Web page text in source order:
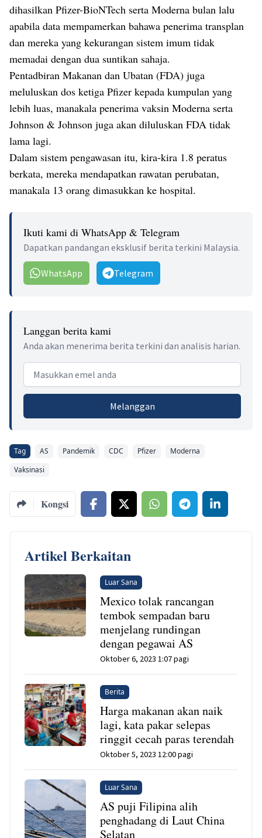
dihasilkan Pfizer-BioNTech serta Moderna bulan lalu
apabila data mempamerkan bahawa penerima transplan
dan mereka yang kekurangan sistem imum tidak
memadai dengan dua suntikan sahaja.
Pentadbiran Makanan dan Ubatan (FDA) juga
meluluskan dos ketiga Pfizer kepada kumpulan yang
lebih luas, manakala penerima vaksin Moderna serta
Johnson & Johnson juga akan diluluskan FDA tidak
lama lagi.
Dalam sistem pengawasan itu, kira-kira 1.8 peratus
berkata, mereka mendapatkan rawatan perubatan,
manakala 13 orang dimasukkan ke hospital.
Ikuti kami di WhatsApp & Telegram
Dapatkan pandangan eksklusif berita terkini Malaysia.
WhatsApp Telegram
Langgan berita kami
Anda akan menerima berita terkini dan analisis harian.
Email address
Melanggan
Tag AS Pandemik CDC Pfizer
Moderna
Vaksinasi
Kongsi
Artikel Berkaitan
Luar Sana
Mexico tolak rancangan
tembok sempadan baru
menjelang rundingan
dengan pegawai AS
Oktober 6, 2023 1:07 pagi
Berita
Harga makanan akan naik
lagi, kata pakar selepas
ringgit cecah paras terendah
Oktober 5, 2023 12:00 pagi
Luar Sana
AS puji Filipina alih
penghadang di Laut China
Selatan